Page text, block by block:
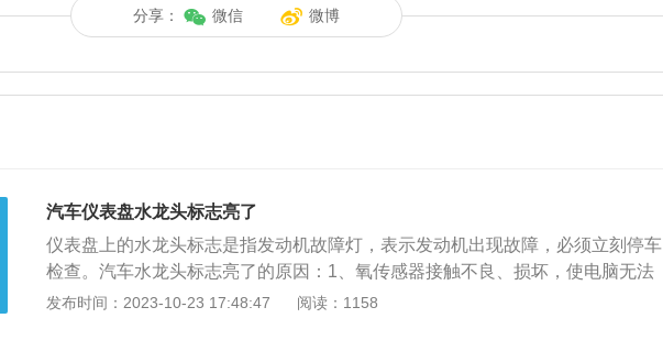
分享： 微信 微博
汽车仪表盘水龙头标志亮了
仪表盘上的水龙头标志是指发动机故障灯，表示发动机出现故障，必须立刻停车
检查。汽车水龙头标志亮了的原因：1、氧传感器接触不良、损坏，使电脑无法
识别发动机的燃烧情况，造成排放部分自控功能失效。解决方法：去4S店找专业
发布时间：2023-10-23 17:48:47 阅读：1158